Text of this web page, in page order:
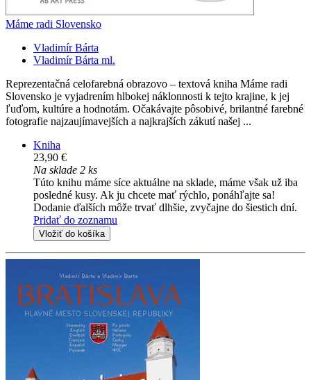
Máme radi Slovensko
Vladimír Bárta
Vladimír Bárta ml.
Reprezentačná celofarebná obrazovo – textová kniha Máme radi
Slovensko je vyjadrením hlbokej náklonnosti k tejto krajine, k jej
ľuďom, kultúre a hodnotám. Očakávajte pôsobivé, brilantné farebné
fotografie najzaujímavejších a najkrajších zákutí našej ...
Kniha
23,90 €
Na sklade 2 ks
Túto knihu máme síce aktuálne na sklade, máme však už iba
posledné kusy. Ak ju chcete mať rýchlo, ponáhľajte sa!
Dodanie ďalších môže trvať dlhšie, zvyčajne do šiestich dní.
Pridať do zoznamu
Vložiť do košíka